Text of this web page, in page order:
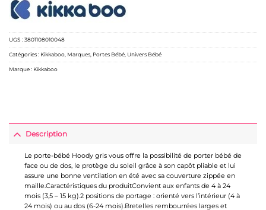
UGS :3801108010048
Catégories : Kikkaboo Marques Portes Bébé Univers Bébé
Marque : Kikkaboo
Description
Le porte-bébé Hoody gris vous offre la possibilité de porter bébé de
face ou de dos, le protège du soleil grâce à son capôt pliable et lui
assure une bonne ventilation en été avec sa couverture zippée en
maille.Caractéristiques du produitConvient aux enfants de 4 à 24
mois (3,5 – 15 kg).2 positions de portage : orienté vers l’intérieur (4 à
24 mois) ou au dos (6-24 mois).Bretelles rembourrées larges et